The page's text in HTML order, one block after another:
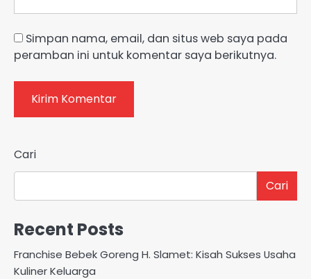
Simpan nama, email, dan situs web saya pada
peramban ini untuk komentar saya berikutnya.
Cari
Cari
Recent Posts
Franchise Bebek Goreng H. Slamet: Kisah Sukses Usaha
Kuliner Keluarga